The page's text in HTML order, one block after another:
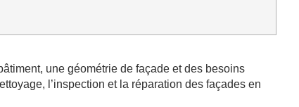
une géométrie de façade et des besoins
l’inspection et la réparation des façades en